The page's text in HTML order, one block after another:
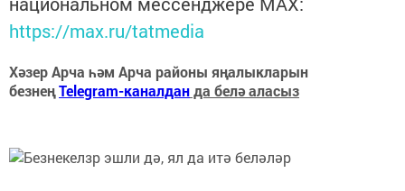
https://max.ru/tatmedia
Хәзер Арча һәм Арча районы яңалыкларын
безнеңTelegram-каналданда белә аласыз